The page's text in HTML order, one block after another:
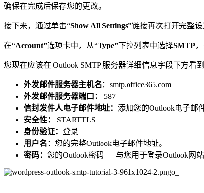
确保在完成后保存您的更改。
接下来，通过单击“Show All Settings”链接再次打开完整设
在“Account”选项卡中，从“Type”下拉列表中选择SMTP
您现在应该在 Outlook SMTP 服务器详细信息字段下方看
外发邮件服务器主机名 ：smtp.office365.com
外发邮件服务器端口：
587
信封发件人电子邮件地址： 添加您的Outlook电子邮
安全性：
STARTTLS
身份验证： 登录
用户名： 您的完整Outlook电子邮件地址。
密码： 您的Outlook密码 — 与您用于登录Outlook网站